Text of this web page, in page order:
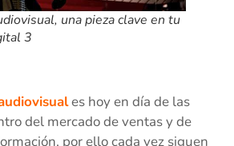
una pieza clave en tu
3
es hoy en día de las
del mercado de ventas y de
por ello cada vez siguen